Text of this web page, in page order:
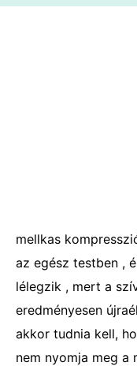
Közegészségügy És
mellkas
az egész testben ,
lélegzik , mert a
eredményesen
akkor tudnia kell,
nem nyomja meg a